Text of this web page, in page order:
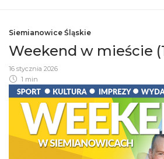
Siemianowice Śląskie
Weekend w mieście
16 stycznia 2026
1 min